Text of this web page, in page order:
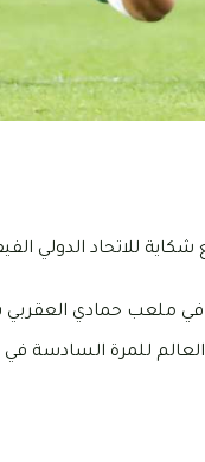
شكاية للاتحاد الدولي
ملعب حمادي العقربي
للمرة السادسة في